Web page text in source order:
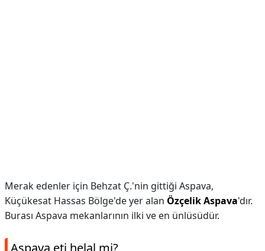
Merak edenler için Behzat Ç.'nin gittiği Aspava,
Küçükesat Hassas Bölge'de yer alan Özçelik Aspava'dır.
Burası Aspava mekanlarının ilki ve en ünlüsüdür.
Aspava eti helal mi?